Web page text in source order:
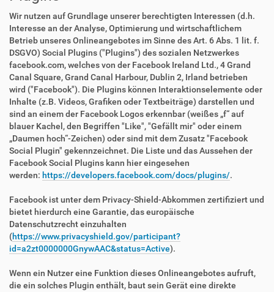
Wir nutzen auf Grundlage unserer berechtigten Interessen (d.h.
Interesse an der Analyse, Optimierung und wirtschaftlichem
Betrieb unseres Onlineangebotes im Sinne des Art. 6 Abs. 1 lit. f.
DSGVO) Social Plugins ("Plugins") des sozialen Netzwerkes
facebook.com, welches von der Facebook Ireland Ltd., 4 Grand
Canal Square, Grand Canal Harbour, Dublin 2, Irland betrieben
wird ("Facebook"). Die Plugins können Interaktionselemente oder
Inhalte (z.B. Videos, Grafiken oder Textbeiträge) darstellen und
sind an einem der Facebook Logos erkennbar (weißes „f“ auf
blauer Kachel, den Begriffen "Like", "Gefällt mir" oder einem
„Daumen hoch“-Zeichen) oder sind mit dem Zusatz "Facebook
Social Plugin" gekennzeichnet. Die Liste und das Aussehen der
Facebook Social Plugins kann hier eingesehen
werden: https://developers.facebook.com/docs/plugins/.
Facebook ist unter dem Privacy-Shield-Abkommen zertifiziert und
bietet hierdurch eine Garantie, das europäische
Datenschutzrecht einzuhalten
(https://www.privacyshield.gov/participant?
id=a2zt0000000GnywAAC&status=Active).
Wenn ein Nutzer eine Funktion dieses Onlineangebotes aufruft,
die ein solches Plugin enthält, baut sein Gerät eine direkte